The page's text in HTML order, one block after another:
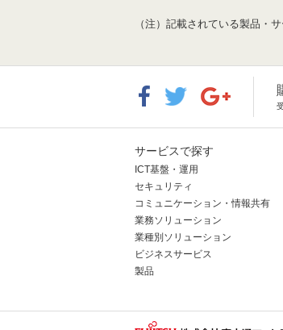
（注）記載されている製品・
サービスで探す
ICT基盤・運用
セキュリティ
コミュニケーション・情報共有
業務ソリューション
業種別ソリューション
ビジネスサービス
製品